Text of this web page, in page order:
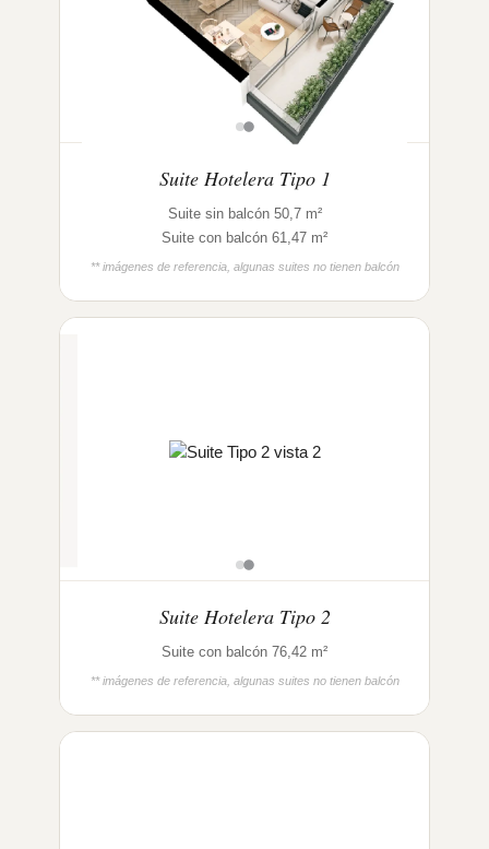
Suite Hotelera Tipo 1
Suite sin balcón 50,7 m²
Suite con balcón 61,47 m²
** imágenes de referencia, algunas suites no tienen balcón
Suite Hotelera Tipo 2
Suite con balcón 76,42 m²
** imágenes de referencia, algunas suites no tienen balcón